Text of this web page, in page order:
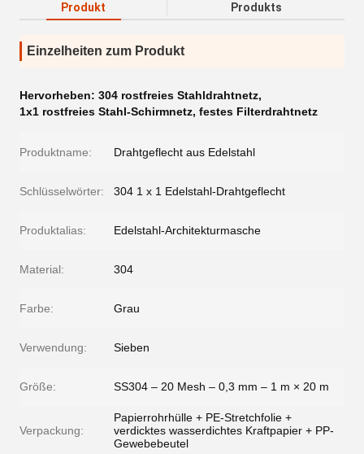
Produkt
Produkts
Einzelheiten zum Produkt
Hervorheben: 304 rostfreies Stahldrahtnetz,
1x1 rostfreies Stahl-Schirmnetz, festes Filterdrahtnetz
Produktname: Drahtgeflecht aus Edelstahl
Schlüsselwörter: 304 1 x 1 Edelstahl-Drahtgeflecht
Produktalias: Edelstahl-Architekturmasche
Material: 304
Farbe: Grau
Verwendung: Sieben
Größe: SS304 – 20 Mesh – 0,3 mm – 1 m × 20 m
Verpackung:
Papierrohrhülle + PE-Stretchfolie +
verdicktes wasserdichtes Kraftpapier + PP-
Gewebebeutel